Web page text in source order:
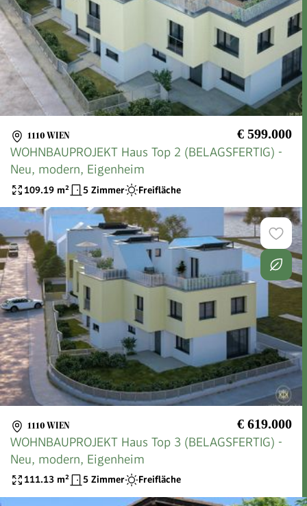
1110 WIEN € 599.000
WOHNBAUPROJEKT Haus Top 2 (BELAGSFERTIG) -
Neu, modern, Eigenheim
109.19 m² 5 Zimmer Freifläche
1110 WIEN € 619.000
WOHNBAUPROJEKT Haus Top 3 (BELAGSFERTIG) -
Neu, modern, Eigenheim
111.13 m² 5 Zimmer Freifläche